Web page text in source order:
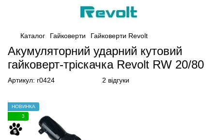
Каталог Гайковерти Гайковерти Revolt
Акумуляторний ударний кутовий
гайковерт-тріскачка Revolt RW 20/80
Артикул: r0424 2 відгуки
НОВИНКА
3